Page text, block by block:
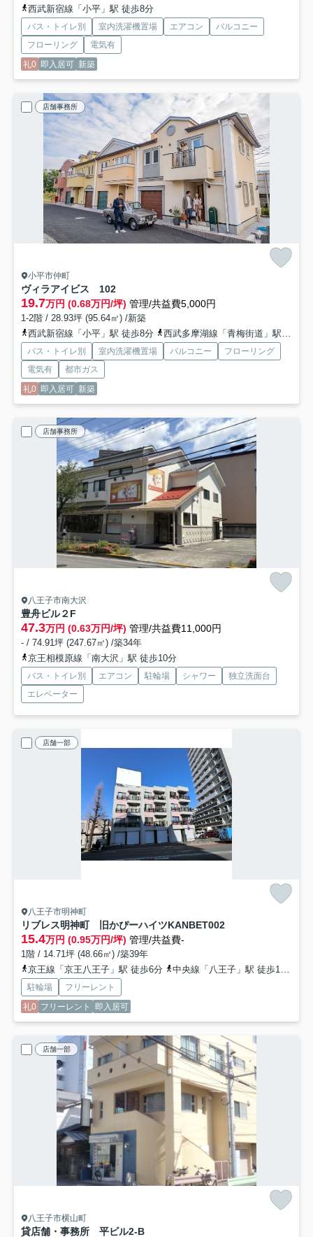
西武新宿線「小平」駅 徒歩8分
バス・トイレ別 室内洗濯機置場 エアコン
バルコニー
フローリング
電気有
礼0 即入居可 新築
店舗事務所
小平市仲町
ヴィラアイビス 102
19.7万円 (0.68万円/坪) 管理/共益費5,000円
1-2階 / 28.93坪 (95.64㎡) /新築
西武新宿線「小平」駅 徒歩8分
西武多摩湖線「青梅街道」駅 徒歩13分
バス・トイレ別 室内洗濯機置場 バルコニー
フローリング
電気有
都市ガス
礼0 即入居可 新築
店舗事務所
八王子市南大沢
豊舟ビル２F
47.3万円 (0.63万円/坪) 管理/共益費11,000円
- / 74.91坪 (247.67㎡) /築34年
京王相模原線「南大沢」駅 徒歩10分
バス・トイレ別 エアコン 駐輪場 シャワー
独立洗面台
エレベーター
店舗一部
八王子市明神町
リブレス明神町 旧かぴーハイツKANBET002
15.4万円 (0.95万円/坪) 管理/共益費-
1階 / 14.71坪 (48.66㎡) /築39年
京王線「京王八王子」駅 徒歩6分
中央線「八王子」駅 徒歩15分
駐輪場
フリーレント
礼0 フリーレント 即入居可
店舗一部
八王子市横山町
貸店舗・事務所 平ビル2-B